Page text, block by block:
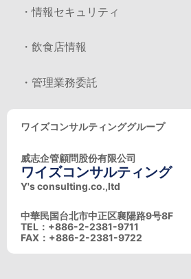
・情報セキュリティ
・飲食店情報
・管理業務委託
ワイズコンサルティンググループ
威志企管顧問股份有限公司
ワイズコンサルティング
Y's consulting.co.,ltd
中華民国台北市中正区襄陽路9号8F
TEL：+886-2-2381-9711
FAX：+886-2-2381-9722